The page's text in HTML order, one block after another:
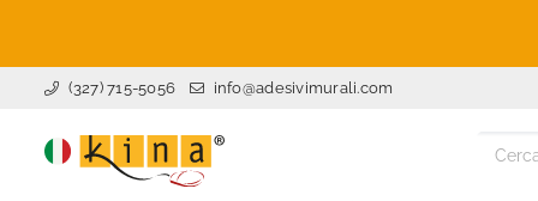
(327) 715-5056 info@adesivimurali.com